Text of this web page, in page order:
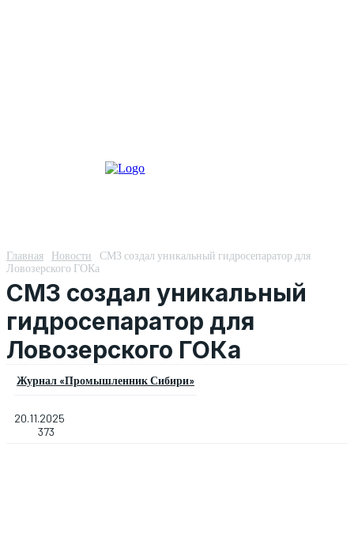
Главная Новости
СМЗ создал уникальный гидросепаратор для
Ловозерского ГОКа
СМЗ создал уникальный
гидросепаратор для
Ловозерского ГОКа
Журнал «Промышленник Сибири»
20.11.2025
373